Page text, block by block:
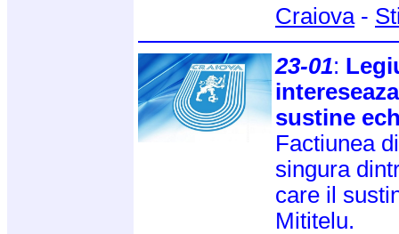
Craiova-
23-01:
sustine
Factiunea
singura
care il
Mititelu.